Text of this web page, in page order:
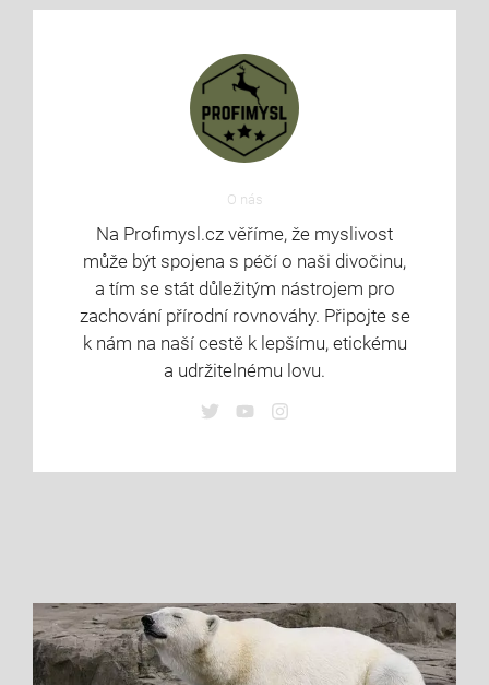
O nás
Na Profimysl.cz věříme, že myslivost
může být spojena s péčí o naši divočinu,
a tím se stát důležitým nástrojem pro
zachování přírodní rovnováhy. Připojte se
k nám na naší cestě k lepšímu, etickému
a udržitelnému lovu.